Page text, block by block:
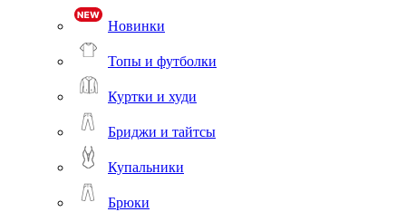
Новинки
Топы и футболки
Куртки и худи
Бриджи и тайтсы
Купальники
Брюки